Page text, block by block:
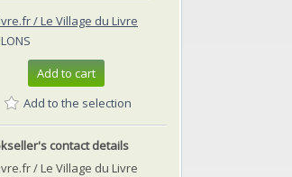
/ Le Village du Livre
Add to cart
Add to the selection
contact details
/ Le Village du Livre